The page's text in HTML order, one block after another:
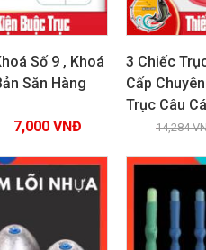
tiết
Số 9 , Khoá
Săn Hàng
7,000VNĐ
3 Chiếc
Cấp
Trục Câu
14,284
GIẢM GIÁ!